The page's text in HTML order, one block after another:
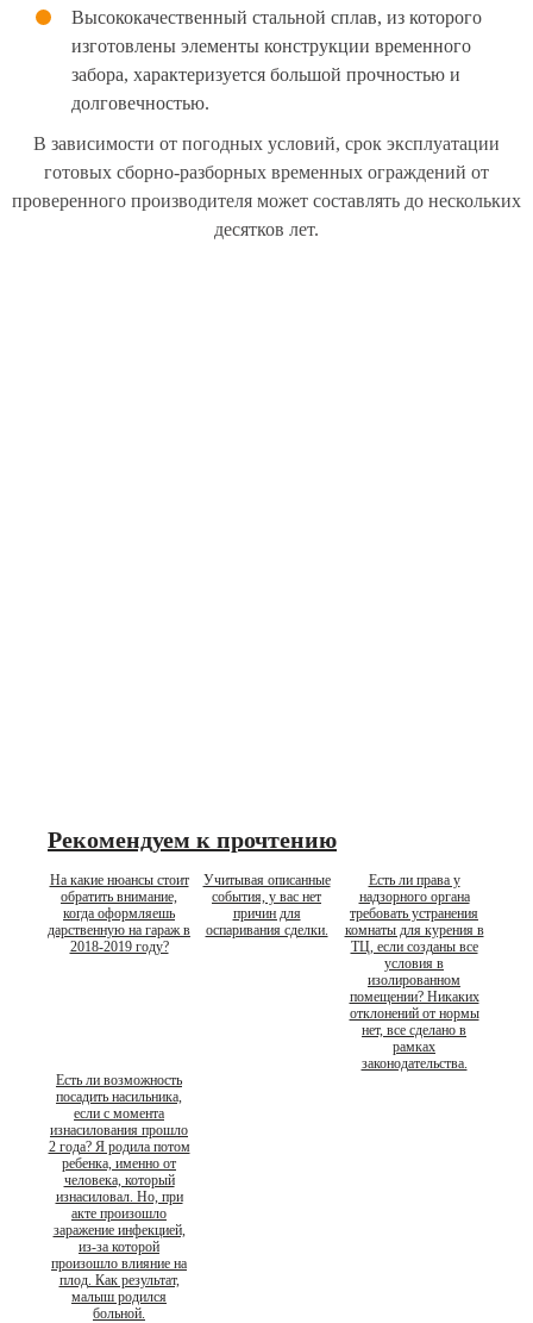
Высококачественный стальной сплав, из которого
изготовлены элементы конструкции временного
забора, характеризуется большой прочностью и
долговечностью.
В зависимости от погодных условий, срок эксплуатации
готовых сборно-разборных временных ограждений от
проверенного производителя может составлять до нескольких
десятков лет.
Рекомендуем к прочтению
На какие нюансы стоит
обратить внимание,
когда оформляешь
дарственную на гараж в
2018-2019 году?
Учитывая описанные
события, у вас нет
причин для
оспаривания сделки.
Есть ли права у
надзорного органа
требовать устранения
комнаты для курения в
ТЦ, если созданы все
условия в
изолированном
помещении? Никаких
отклонений от нормы
нет, все сделано в
рамках
законодательства.
Есть ли возможность
посадить насильника,
если с момента
изнасилования прошло
2 года? Я родила потом
ребенка, именно от
человека, который
изнасиловал. Но, при
акте произошло
заражение инфекцией,
из-за которой
произошло влияние на
плод. Как результат,
малыш родился
больной.